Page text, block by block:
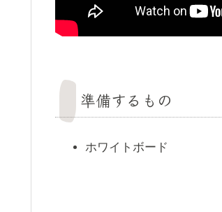
準備するもの
ホワイトボード